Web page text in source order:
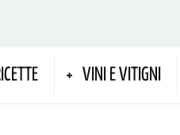
VINI E VITIGNI